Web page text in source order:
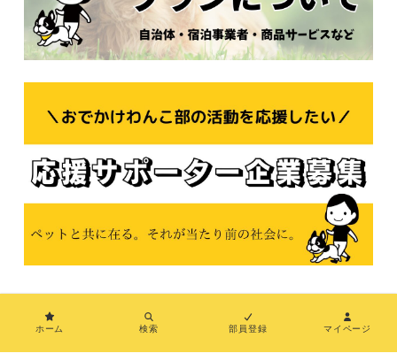
© 2021おでかけわんこ部
ホーム 検索 部員登録 マイページ